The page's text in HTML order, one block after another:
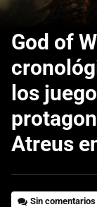
God of
los
Atreus
Sin comentarios